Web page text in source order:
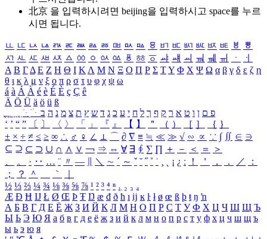
北京 을 입력하시려면 beijing을 입력하시고 space를 누르
시면 됩니다.
ㅥ ㅦ ㅧ ㅨ ㅩ ㅪ ㅫ ㅬ ㅭ ㅮ ㅯ ㅰ ㅱ ㅲ ㅳ ㅴ ㅵ ㅶ ㅷ ㅸ
ㅹ
ㅺ ㅻ ㅼ ㅽ ㅾ ㅿ ㆀ ㆁ ㆂ ㆃ ㆄ ㆅ ㆆ ㆇ ㆈ ㆉ ㆊ ㆋ ㆌ ㆍ
ㆎ
Α Β ΓΔ Ε Ζ Η Θ Ι ΚΛ Μ Ν Ξ Ο Π Ρ Σ ΤΥ Φ Χ Ψ Ω α β γ δ ε ζ η
θ ι κ λ μ ν ξ ο π ρ σ τ υ φ χ ψ ω
á à Á À é è É È ç Ç ê
Ä Ö Ü ä ö ü ß
ִֶֹ ֻּ ׁׂ פ ם ן ו ט א ר ק ף ך ל ח י ע כ ג ד ש ץ ת צ מ נ ה ב
‘ ’ “ ” 〔 〕 〈 〉 「 」 『 』 【 】 ＂ （ ） ［ ］ ｛ ｝
± × ÷ ≠ ≤ ≥ ∞ ∴ ♂ ♀ ∠ ⊥ ⌒ ∂ ∇ ≡ ≒ ≪ ≫ √ ∽ ∝ ∵ ∫ ∬ ∈ ∋
⊆ ⊇ ⊂ ⊃ ∪ ∩ ∧ ∨ ￢ ⇒ ⇔ ∀ ∃ ∮ ∑ ∏ ＋ － ＜ ＝
＞
、
。 · ‥ … ¨ 〃 ― ＼ ∼ ´ ～ ˇ ˘ ˝ ˚ ˙ ¸ ¡ ¿ ː ！ ＇ ， ． ／
：
；
？ ＾ ｀
½ ⅓ ⅔ ¼ ¾ ⅛ ⅜ ⅝ ⅞ ¹ ² ³ ⁴ ⁿ ₁ ₂ ₃ ₄
Æ Ð Ħ Ĳ Ł Ø Œ Þ Ŧ Ŋ æ đ ð ħ ı ĳ ĸ ŀ ł ø œ ß þ ŧ ŋ ŉ
А Б В Г Д Е Ё Ж З И Й К Л М Н О П Р С Т У Ф Х Ц Ч Ш Щ Ъ
Ы Ь Э Ю Я а б в г д е ё ж з и й к л м н о п р с т у ф х ц ч ш щ ъ
ы ь э ю я